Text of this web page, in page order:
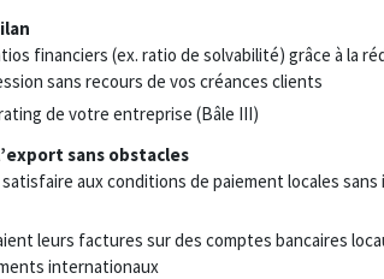
financiers (ex. ratio de solvabilité) grâce à la
sans recours de vos créances clients
de votre entreprise (Bâle III)
sans obstacles
aux conditions de paiement locales
leurs factures sur des comptes bancaires
internationaux